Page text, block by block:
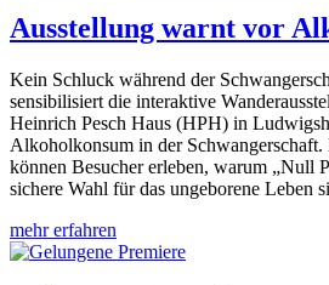
Ausstellung warnt vor
Kein Schluck während der
sensibilisiert die interaktive
Heinrich Pesch Haus (HPH) in
Alkoholkonsum in der
können Besucher erleben, warum „Null
sichere Wahl für das ungeborene Leben
mehr erfahren